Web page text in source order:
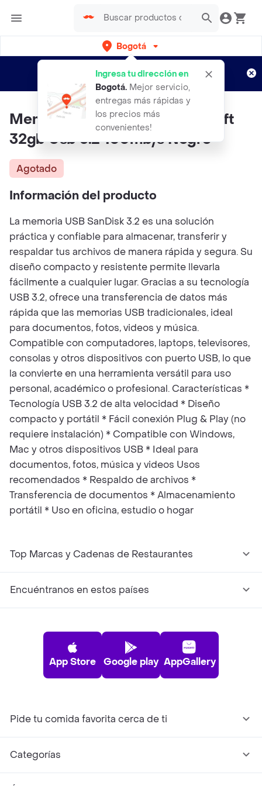
Bogotá
Ingresa tu dirección en
Bogotá. Mejor servicio,
entregas más rápidas y
los precios más
convenientes!
envíos gratis por semanas
Aplican TyC
Memoria Usb Sandisk Ultra Shift
32gb Usb 3.2 100mb/s Negro
Agotado
Información del producto
La memoria USB SanDisk 3.2 es una solución
práctica y confiable para almacenar, transferir y
respaldar tus archivos de manera rápida y segura. Su
diseño compacto y resistente permite llevarla
fácilmente a cualquier lugar. Gracias a su tecnología
USB 3.2, ofrece una transferencia de datos más
rápida que las memorias USB tradicionales, ideal
para documentos, fotos, videos y música.
Compatible con computadores, laptops, televisores,
consolas y otros dispositivos con puerto USB, lo que
la convierte en una herramienta versátil para uso
personal, académico o profesional. Características *
Tecnología USB 3.2 de alta velocidad * Diseño
compacto y portátil * Fácil conexión Plug & Play (no
requiere instalación) * Compatible con Windows,
Mac y otros dispositivos USB * Ideal para
documentos, fotos, música y videos Usos
recomendados * Respaldo de archivos *
Transferencia de documentos * Almacenamiento
portátil * Uso en oficina, estudio o hogar
Top Marcas y Cadenas de Restaurantes
Encuéntranos en estos países
App Store Google play AppGallery
Pide tu comida favorita cerca de ti
Categorías